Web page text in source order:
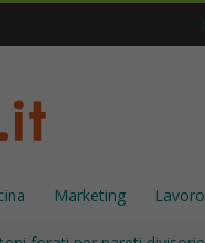
Marketing Lavoro